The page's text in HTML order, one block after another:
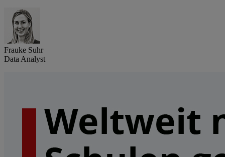
Frauke Suhr
Data Analyst